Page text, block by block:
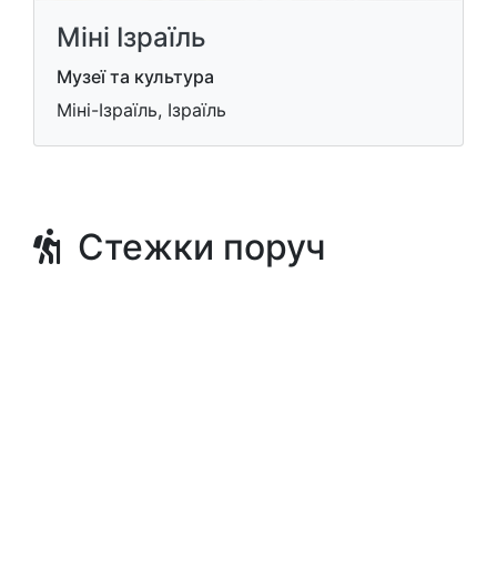
Міні Ізраїль
Музеї та культура
Міні-Ізраїль, Ізраїль
Стежки поруч